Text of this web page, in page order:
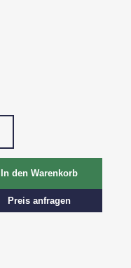
In den Warenkorb
Preis anfragen